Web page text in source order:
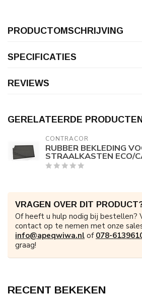
PRODUCTOMSCHRIJVING
SPECIFICATIES
REVIEWS
GERELATEERDE PRODUCTEN
CONTRACOR
RUBBER BEKLEDING
STRAALKASTEN ECO/
VRAGEN OVER DIT
Of heeft u hulp nodig bij bestellen?
contact op te nemen met onze
info@apeqwiwa.nl of 078-
graag!
RECENT BEKEKEN